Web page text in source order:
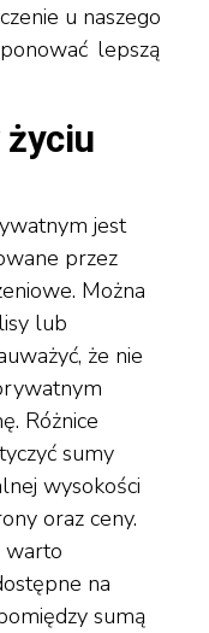
u naszego
lepszą
życiu
jest
przez
Można
lub
że nie
Różnice
sumy
wysokości
oraz ceny.
warto
na
sumą